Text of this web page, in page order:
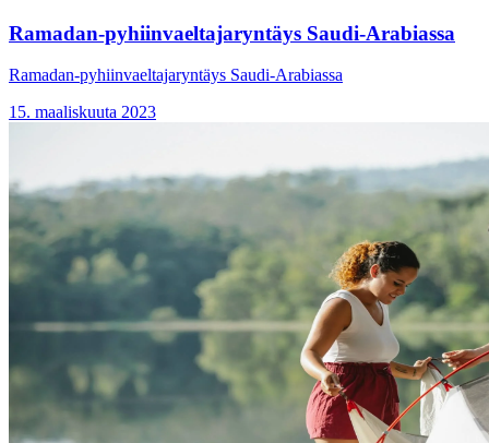
Ramadan-pyhiinvaeltajaryntäys Saudi-Arabiassa
Ramadan-pyhiinvaeltajaryntäys Saudi-Arabiassa
15. maaliskuuta 2023